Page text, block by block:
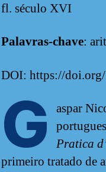
fl. século XVI
Palavras-chave:
DOI: https://
G aspar
Pratica
primeiro tratado de